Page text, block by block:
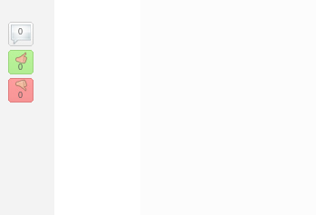
0
0
0